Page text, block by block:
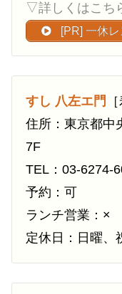
▽詳しくはこち
[PR] 一休
すし 八左エ門
住所：東京都中
7F
TEL：03-6274-
予約：可
ランチ営業：×
定休日：日曜、